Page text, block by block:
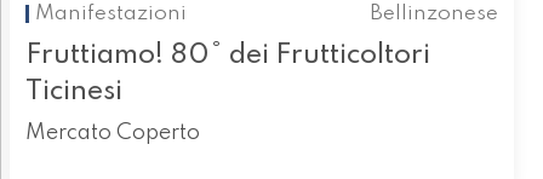
Manifestazioni
Bellinzonese
Fruttiamo! 80° dei Frutticoltori
Ticinesi
Mercato Coperto